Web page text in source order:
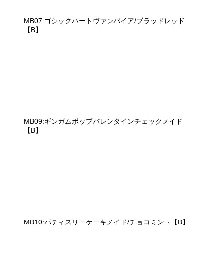
MB07:ゴシックハートヴァンパイア/ブラッドレッド
【B】
MB09:ギンガムポップバレンタインチェックメイド
【B】
MB10:パティスリーケーキメイド/チョコミント【B】